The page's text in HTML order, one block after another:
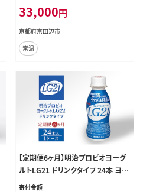
ロテインドリンク 飲みやすい 運動
スポーツ 京都 京都府 京田辺市
33,000円
京都府京田辺市
常温
【定期便6ヶ月】明治プロビオヨーグ
ルトLG21 ドリンクタイプ 24本 ヨー
グルトドリンク 飲むヨーグルト ドリ
寄付金額